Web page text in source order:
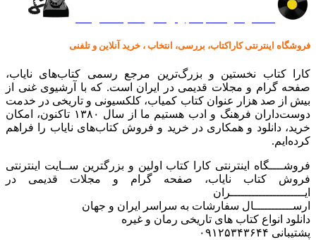
فروشگاه اینترنتی کاراکتاب، بررسی، انتخاب ، خرید آنلاین و تلفنی
کارا کتاب نخستین و بزرگ‌ترین مرجع رسمی کتاب‌های نایاب،
صفحه گرام و مجلات قدیمی در ایران است. که با آرشیوی غنی از
بیش از صد هزار عنوان کتاب کمیاب، کلکسیونی و تاریخی در خدمت
دوست‌داران فرهنگ و ادب هستیم ما از سال ۱۳۸۰ تاکنون، امکان
خرید، دانلود و همکاری در خرید و فروش کتاب‌های نایاب را فراهم
کرده‌ایم.
فروشــــگاه اینترنتی کارا کتاب اولین و بزرگترین ســایت اینترنتی
فروش کتاب نایاب، صفحه گرام و مجلات قدیمی در
ایـــــــــــــــــــــران
ارســـــــــــال سفارشات به سراسر ایران و جهان
دانلود انواع کتاب های تاریخی رمان و غیره
پشتیبانی ۰۹۱۲۵۳۴۳۶۴۴